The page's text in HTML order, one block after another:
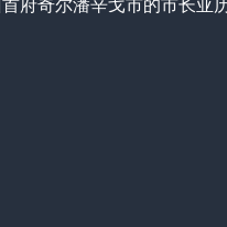
府奇尔潘辛戈市的市长